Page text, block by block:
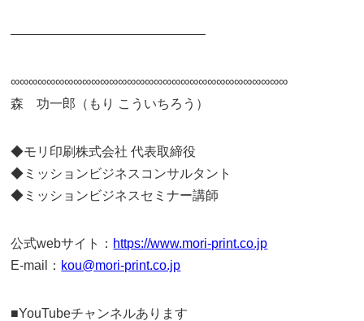
———————————————
∞∞∞∞∞∞∞∞∞∞∞∞∞∞∞∞∞∞∞∞∞∞∞∞∞∞∞∞∞∞∞
森 功一郎（もり こういちろう）
◆モリ印刷株式会社 代表取締役
◆ミッションビジネスコンサルタント
◆ミッションビジネスセミナー講師
公式webサイト： https://www.mori-print.co.jp
E-mail： kou@mori-print.co.jp
■YouTubeチャンネルあります